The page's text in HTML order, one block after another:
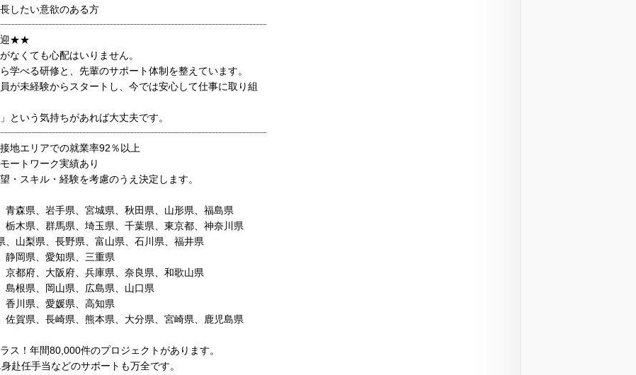
したい意欲のある方
迎★★
なくても心配はいりません。
学べる研修と、先輩のサポート体制を整えています。
が未経験からスタートし、今では安心して仕事に取り組
という気持ちがあれば大丈夫です。
地エリアでの就業率92％以上
ートワーク実績あり
・スキル・経験を考慮のうえ決定します。
青森県、岩手県、宮城県、秋田県、山形県、福島県
栃木県、群馬県、埼玉県、千葉県、東京都、神奈川県
、山梨県、長野県、富山県、石川県、福井県
静岡県、愛知県、三重県
京都府、大阪府、兵庫県、奈良県、和歌山県
島根県、岡山県、広島県、山口県
香川県、愛媛県、高知県
佐賀県、長崎県、熊本県、大分県、宮崎県、鹿児島県
ス！年間80,000件のプロジェクトがあります。
赴任手当などのサポートも万全です。